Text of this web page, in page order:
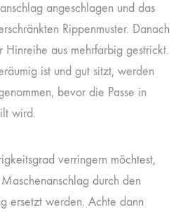
angeschlagen und das
Rippenmuster. Danach
Hinreihe aus mehrfarbig gestrickt.
ist und gut sitzt, werden
bevor die Passe in
wird.
verringern möchtest,
durch den
ersetzt werden. Achte dann